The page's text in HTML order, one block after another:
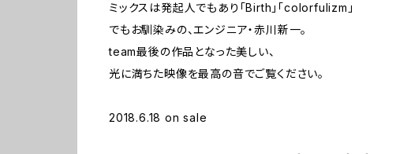
ミックスは発起人でもあり「Birth」「colorfulizm」
でもお馴染みの、エンジニア・赤川新一。
team最後の作品となった美しい、
光に満ちた映像を最高の音でご覧ください。
2018.6.18 on sale